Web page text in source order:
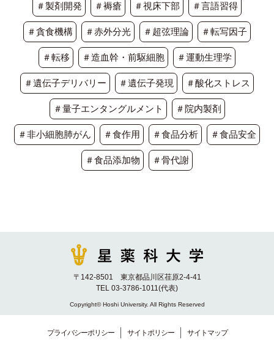
＃製剤開発 ＃褥瘡 ＃視床下部 ＃言語習得
＃貪食機構 ＃赤外分光 ＃超弦理論 ＃転写因子
＃転移 ＃造血幹・前駆細胞 ＃運動生理学
＃遺伝子デリバリー ＃遺伝子発現 ＃酸化ストレス
＃量子エンタングルメント ＃院内製剤
＃非小細胞肺がん ＃食作用 ＃食品分析 ＃食品安全
＃食品添加物 ＃骨代謝
〒142-8501 東京都品川区荏原2-4-41
TEL 03-3786-1011(代表)
Copyright© Hoshi University. All Rights Reserved
プライバシーポリシー サイトポリシー サイトマップ